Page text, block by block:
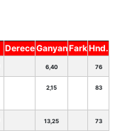
DereceGanyanFarkHnd.
6,40 76
2,15 83
13,25 73